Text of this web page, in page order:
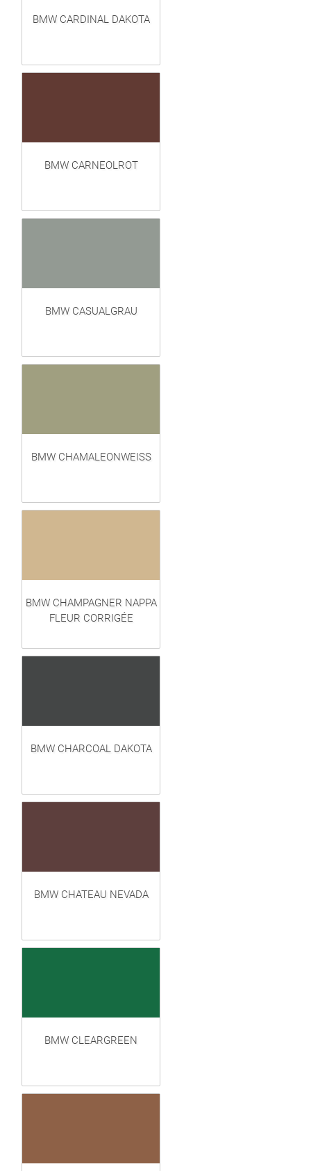
BMW CARDINAL DAKOTA
BMW CARNEOLROT
BMW CASUALGRAU
BMW CHAMALEONWEISS
BMW CHAMPAGNER NAPPA
FLEUR CORRIGÉE
BMW CHARCOAL DAKOTA
BMW CHATEAU NEVADA
BMW CLEARGREEN